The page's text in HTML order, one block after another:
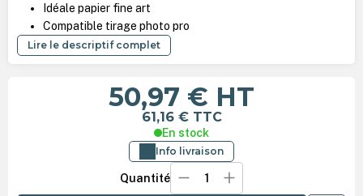
Idéale papier fine art
Compatible tirage photo pro
Lire le descriptif complet
50,97 € HT
61,16 € TTC
En stock
Info livraison
Quantité